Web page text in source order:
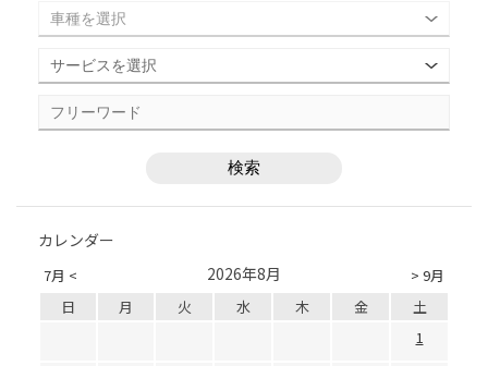
カレンダー
7月 < > 9月
2026年8月
日 月 火 水 木 金
土
1